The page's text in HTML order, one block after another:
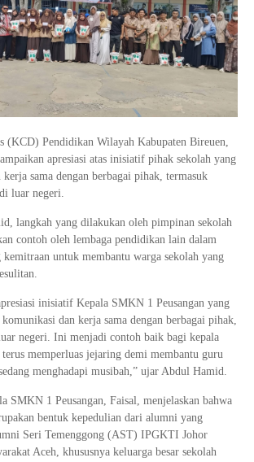
(KCD) Pendidikan Wilayah Kabupaten Bireuen,
apresiasi atas inisiatif pihak sekolah yang
sama dengan berbagai pihak, termasuk
luar negeri.
langkah yang dilakukan oleh pimpinan sekolah
contoh oleh lembaga pendidikan lain dalam
untuk membantu warga sekolah yang
inisiatif Kepala SMKN 1 Peusangan yang
dan kerja sama dengan berbagai pihak,
negeri. Ini menjadi contoh baik bagi kepala
memperluas jejaring demi membantu guru
menghadapi musibah,” ujar Abdul Hamid.
SMKN 1 Peusangan, Faisal, menjelaskan bahwa
bentuk kepedulian dari alumni yang
Seri Temenggong (AST) IPGKTI Johor
Aceh, khususnya keluarga besar sekolah